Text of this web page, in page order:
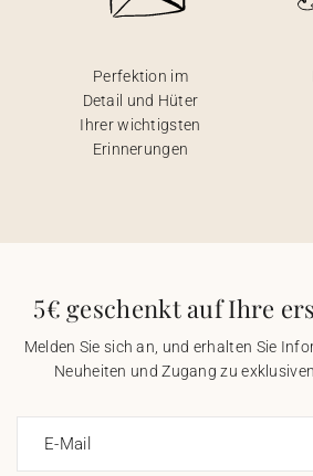
Perfektion im
Detail und Hüter
Ihrer wichtigsten
Erinnerungen
5€ geschenkt auf Ihre
Melden Sie sich an, und erhalten Sie
Neuheiten und Zugang zu
E-Mail